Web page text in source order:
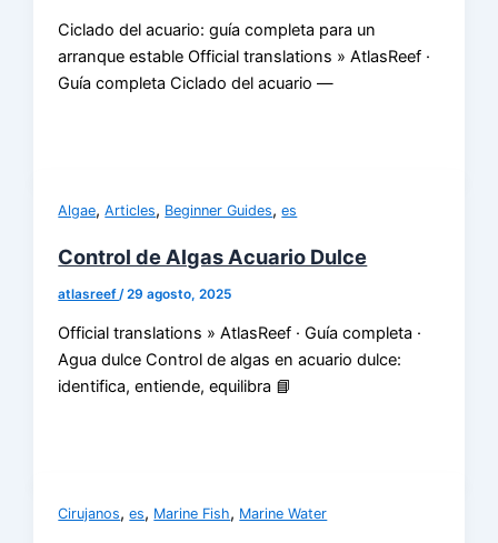
Ciclado del acuario: guía completa para un
arranque estable Official translations » AtlasReef ·
Guía completa Ciclado del acuario —
Algae,Articles, Beginner Guides,es
Control de Algas Acuario Dulce
atlasreef /29 agosto, 2025
Official translations » AtlasReef · Guía completa ·
Agua dulce Control de algas en acuario dulce:
identifica, entiende, equilibra 📘
Cirujanos,es, Marine Fish, Marine Water